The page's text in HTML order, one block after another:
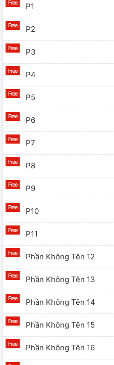
P1
P2
P3
P4
P5
P6
P7
P8
P9
P10
P11
Phần Không Tên 12
Phần Không Tên 13
Phần Không Tên 14
Phần Không Tên 15
Phần Không Tên 16